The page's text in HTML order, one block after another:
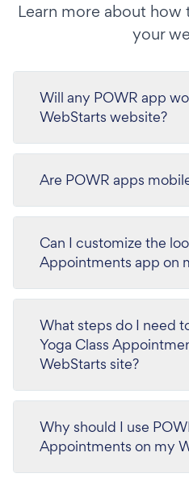
Learn more about
your
Will any POWR app
WebStarts website?
Are POWR apps
Can I customize the
Appointments app on
What steps do I need
Yoga Class
WebStarts site?
Why should I use
Appointments on my